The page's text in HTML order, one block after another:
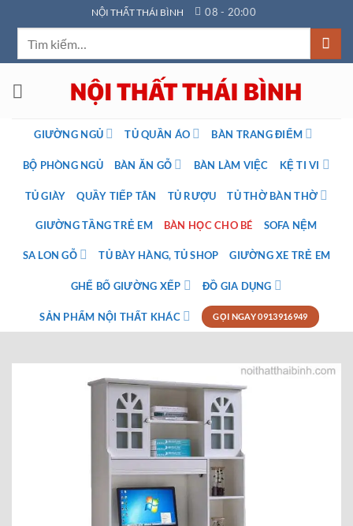
qua
dung
NỘI THẤT THÁI BÌNH 08 - 20:00
GIƯỜNG NGỦ TỦ QUẦN ÁO BÀN TRANG ĐIỂM
BỘ PHÒNG NGỦ BÀN ĂN GỖ BÀN LÀM VIỆC KỆ TI VI
TỦ GIÀY QUẦY TIẾP TÂN TỦ RƯỢU TỦ THỜ BÀN THỜ
GIƯỜNG TẦNG TRẺ EM BÀN HỌC CHO BÉ SOFA NỆM
SA LON GỖ TỦ BÀY HÀNG, TỦ SHOP GIƯỜNG XE TRẺ EM
GHẾ BỐ GIƯỜNG XẾP ĐỒ GIA DỤNG
SẢN PHẨM NỘI THẤT KHÁC GỌI NGAY 0913916949